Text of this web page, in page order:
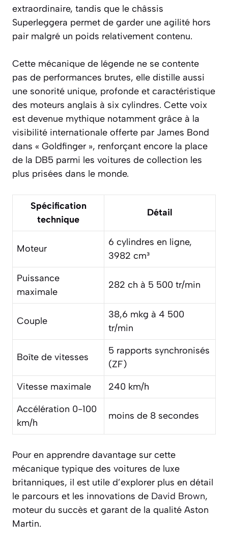
extraordinaire, tandis que le châssis
Superleggera permet de garder une agilité hors
pair malgré un poids relativement contenu.
Cette mécanique de légende ne se contente
pas de performances brutes, elle distille aussi
une sonorité unique, profonde et caractéristique
des moteurs anglais à six cylindres. Cette voix
est devenue mythique notamment grâce à la
visibilité internationale offerte par James Bond
dans « Goldfinger », renforçant encore la place
de la DB5 parmi les voitures de collection les
plus prisées dans le monde.
Spécification
technique
Détail
Moteur
6 cylindres en ligne,
3982 cm³
Puissance
maximale
282 ch à 5 500 tr/min
Couple
38,6 mkg à 4 500
tr/min
Boîte de vitesses
5 rapports synchronisés
(ZF)
Vitesse maximale
240 km/h
Accélération 0-100
km/h
moins de 8 secondes
Pour en apprendre davantage sur cette
mécanique typique des voitures de luxe
britanniques, il est utile d’explorer plus en détail
le parcours et les innovations de David Brown,
moteur du succès et garant de la qualité Aston
Martin.